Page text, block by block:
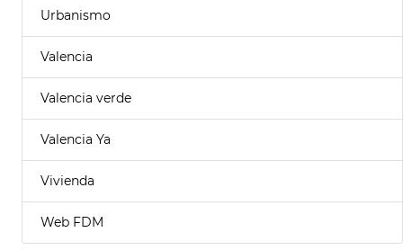
Urbanismo
Valencia
Valencia verde
Valencia Ya
Vivienda
Web FDM